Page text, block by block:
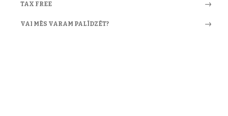
TAX FREE
VAI MĒS VARAM PALĪDZĒT?